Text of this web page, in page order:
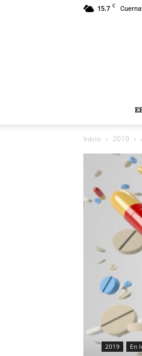
15.7 C
Inicio 2019
2019 En